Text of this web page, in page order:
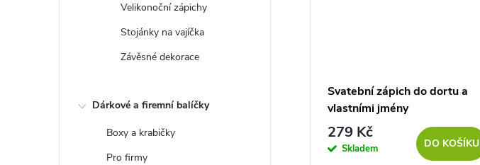
Velikonoční zápichy
Stojánky na vajíčka
Závěsné dekorace
Dárkové a firemní balíčky
Boxy a krabičky
Pro firmy
ženich
32 Kč
Svatební zápich do dortu a
vlastními jmény
279 Kč
Skladem DO KOŠÍKU